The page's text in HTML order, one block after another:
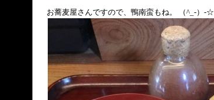
お蕎麦屋さんですので、鴨南蛮もね。 （^_-）-☆